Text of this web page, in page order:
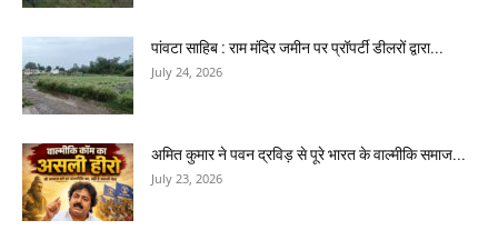
पांवटा साहिब : राम मंदिर जमीन पर प्रॉपर्टी डीलरों द्वारा...
July 24, 2026
अमित कुमार ने पवन द्रविड़ से पूरे भारत के वाल्मीकि समाज...
July 23, 2026